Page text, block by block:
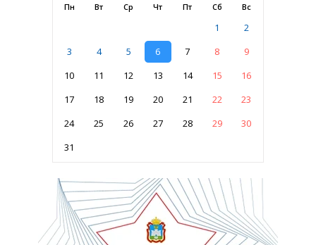
Пн Вт Ср Чт Пт Сб Вс
1
2
3
4 5 6 7 8
9
10
11 12 13 14 15
16
17
18 19 20 21 22
23
24
25 26 27 28 29
30
31